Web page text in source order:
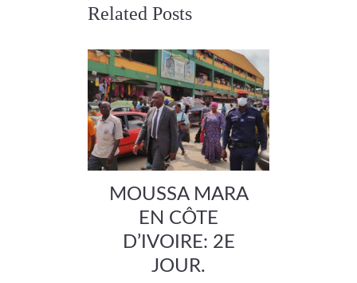
Related Posts
MOUSSA MARA
EN CÔTE
D’IVOIRE: 2E
JOUR.